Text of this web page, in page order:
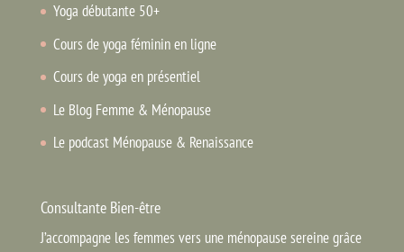
Yoga débutante 50+
Cours de yoga féminin en ligne
Cours de yoga en présentiel
Le Blog Femme & Ménopause
Le podcast Ménopause & Renaissance
Consultante Bien-être
J’accompagne les femmes vers une ménopause sereine grâce